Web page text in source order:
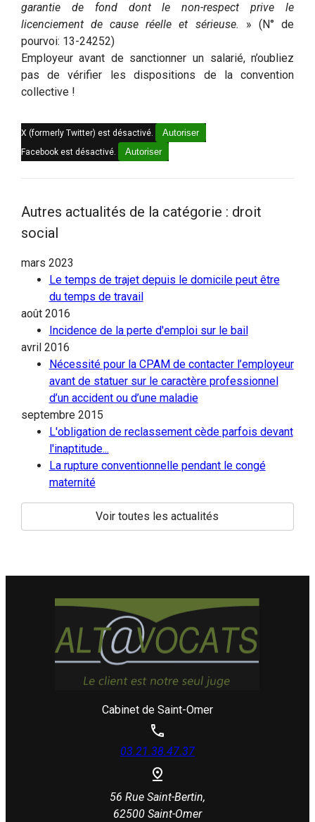
garantie de fond dont le non-respect prive le
licenciement de cause réelle et sérieuse. » (N° de
pourvoi: 13-24252)
Employeur avant de sanctionner un salarié, n’oubliez
pas de vérifier les dispositions de la convention
collective !
X (formerly Twitter) est désactivé. Autoriser
Facebook est désactivé. Autoriser
Autres actualités de la catégorie : droit
social
mars 2023
Le temps de trajet depuis le domicile peut être
du temps de travail
août 2016
Incidence de la perte d'emploi sur le bail
avril 2016
Nécessité pour la CPAM de contacter l’employeur
avant de statuer sur le caractère professionnel
d’un accident ou d’une maladie
septembre 2015
L'obligation de reclassement cède parfois devant
l'inaptitude...
La rupture conventionnelle pendant le congé
maternité
Voir toutes les actualités
Cabinet de Saint-Omer
03.21.38.47.37
56 Rue Saint-Bertin,
62500 Saint-Omer